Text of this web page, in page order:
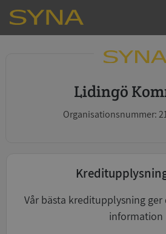
Lidingö
Organisationsnummer:
Vår bästa kreditupplysning
information